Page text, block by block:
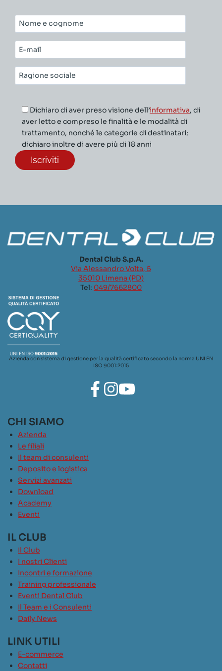
Nome
e
cognome*
E-
mail*
Ragione
sociale*
Dichiaro di aver preso visione dell’informativa, di
aver letto e compreso le finalità e le modalità di
trattamento, nonché le categorie di destinatari;
dichiaro inoltre di avere più di 18 anni
Dental Club S.p.A.
Via Alessandro Volta, 5
35010 Limena (PD)
Tel: 049/7662800
Azienda con sistema di gestione per la qualità certificato secondo la norma UNI EN
ISO 9001:2015
CHI SIAMO
Azienda
Le filiali
Il team di consulenti
Deposito e logistica
Servizi avanzati
Download
Academy
Eventi
IL CLUB
Il Club
I nostri Clienti
Incontri e formazione
Training professionale
Eventi Dental Club
Il Team e i Consulenti
Daily News
LINK UTILI
E-commerce
Contatti